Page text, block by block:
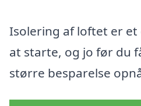
Isolering af loftet er
at starte, og jo før du
større besparelse